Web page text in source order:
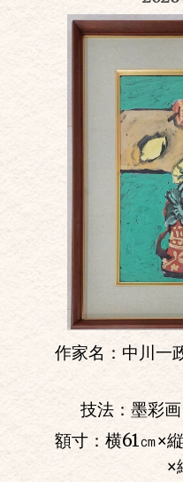
作家名：中川
技法：墨彩
額寸：横61㎝×
×